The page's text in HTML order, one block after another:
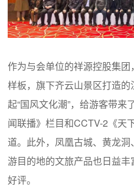
作为与会单位的祥源控股集
样板，旗下齐云山景区打造
起“国风文化潮”，给游客带
闻联播》栏目和CCTV-2《天
道。此外，凤凰古城、黄龙
游目的地的文旅产品也日益
好评。